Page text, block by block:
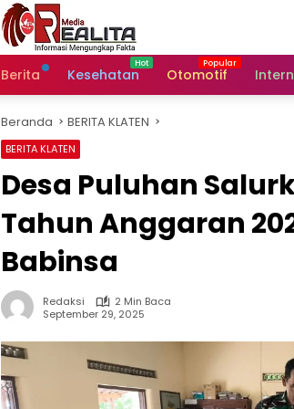
Berita Kesehatan Otomotif
Beranda BERITA KLATEN
BERITA KLATEN
Desa Puluhan
Tahun Anggaran
Babinsa
Redaksi
2 Min Baca
September 29, 2025